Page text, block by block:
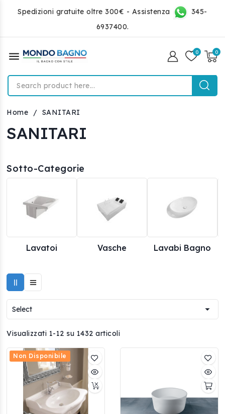
Spedizioni gratuite oltre 300€ - Assistenza
345-
6937400.
menu
Home SANITARI
SANITARI
Sotto-Categorie
Lavatoi Vasche Lavabi Bagno
Select 
Visualizzati 1-12 su 1432 articoli
Non Disponibile